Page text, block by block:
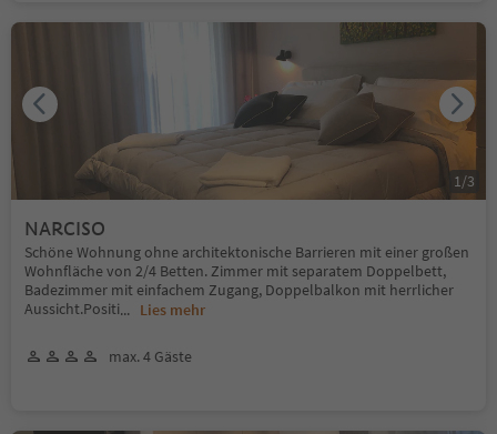
NARCISO
Schöne Wohnung ohne architektonische Barrieren mit einer großen
Wohnfläche von 2/4 Betten. Zimmer mit separatem Doppelbett,
Badezimmer mit einfachem Zugang, Doppelbalkon mit herrlicher
Aussicht.Positi... Lies mehr
max. 4 Gäste
1 /3